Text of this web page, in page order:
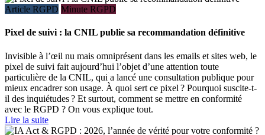
Article RGPD Minute RGPD
Pixel de suivi : la CNIL publie sa recommandation définitive
Invisible à l’œil nu mais omniprésent dans les emails et sites web, le
pixel de suivi fait aujourd’hui l’objet d’une attention toute
particulière de la CNIL, qui a lancé une consultation publique pour
mieux encadrer son usage. À quoi sert ce pixel ? Pourquoi suscite-t-
il des inquiétudes ? Et surtout, comment se mettre en conformité
avec le RGPD ? On vous explique tout.
Lire la suite